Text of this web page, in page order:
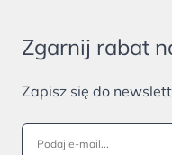
Zgarnij rabat
Zapisz się do